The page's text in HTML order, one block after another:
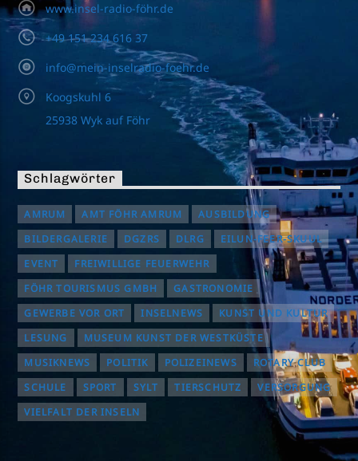
www.insel-radio-föhr.de
+49 151 234 616 37
info@mein-inselradio-foehr.de
Koogskuhl 6
25938 Wyk auf Föhr
Schlagwörter
AMRUM AMT FÖHR AMRUM
AUSBILDUNG
BILDERGALERIE
DGZRS DLRG
EILUN-FEER-SKUUL
EVENT
FREIWILLIGE FEUERWEHR
FÖHR TOURISMUS GMBH
GASTRONOMIE
GEWERBE VOR ORT
INSELNEWS
KUNST UND KULTUR
LESUNG
MUSEUM KUNST DER WESTKÜSTE
MUSIKNEWS
POLITIK POLIZEINEWS
ROTARY CLUB
SCHULE
SPORT SYLT TIERSCHUTZ
VERSORGUNG
VIELFALT DER INSELN